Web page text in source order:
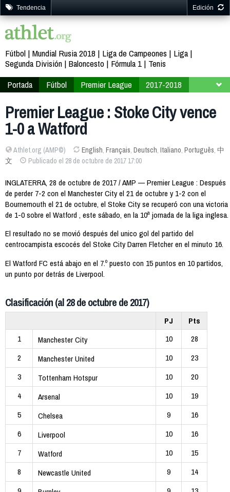
Tendencia Edición
Fútbol Mundial Rusia 2018 Liga de Campeones
Liga
Segunda División Baloncesto Fórmula 1
Tenis
Portada
Fútbol Premier League
2017-2018
Premier League : Stoke City vence
1-0 a Watford
Athlet.org (AMP©) English, Français, Deutsch, Italiano, Português, 中
文
Publicado el 28 de octubre de 2017 17:00
INGLATERRA, 28 de octubre de 2017 / AMP — Premier League : Después
de perder 7-2 con el Manchester City el 21 de octubre y 1-2 con el
Bournemouth el 21 de octubre, el Stoke City se recuperó con una victoria
de 1-0 sobre el Watford , este sábado, en la 10ª jornada de la liga inglesa.
El resultado no se movió después del unico gol del partido del
centrocampista escocés del Stoke City Darren Fletcher en el minuto 16.
El Watford FC está abajo en el 7.º puesto con 15 puntos en 10 partidos,
un punto por detrás de Liverpool.
Clasificación (al 28 de octubre de 2017)
PJ
Pts
1
Manchester City 10
28
2
Manchester United 10
23
3
Tottenham Hotspur 10
20
4
Arsenal 10
19
5
Chelsea 9
16
6
Liverpool 10
16
7
Watford 10
15
8
Newcastle United 9
14